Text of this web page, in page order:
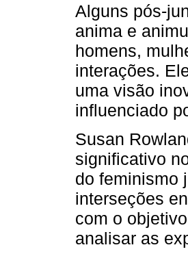
Alguns pós-
anima e
homens,
interações.
uma visão
influenciado
Susan
significativo
do feminismo
interseções
com o
analisar as